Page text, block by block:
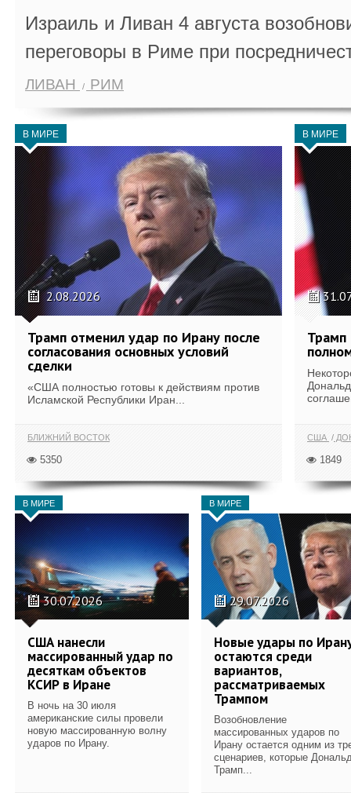
Израиль и Ливан 4 августа
переговоры в Риме при
ЛИВАН РИМ
В МИРЕ
2.08.2026
Трамп отменил удар по Ирану после
согласования основных условий
сделки
«США полностью готовы к действиям против
Исламской Республики Иран...
БЛИЖНИЙ ВОСТОК
5350
В МИРЕ
Трамп
США
1849
В МИРЕ
30.07.2026
США нанесли
массированный удар по
десяткам объектов
КСИР в Иране
В ночь на 30 июля
американские силы провели
новую массированную волну
ударов по Ирану.
В МИРЕ
29.07.2026
Новые удары по
остаются среди
вариантов,
рассматриваемых
Трампом
Возобновление
массированных ударов по
Ирану остается одним из
сценариев, которые
Трамп...